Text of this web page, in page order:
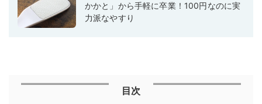
かかと」から手軽に卒業！100円なのに実
力派なやすり
目次